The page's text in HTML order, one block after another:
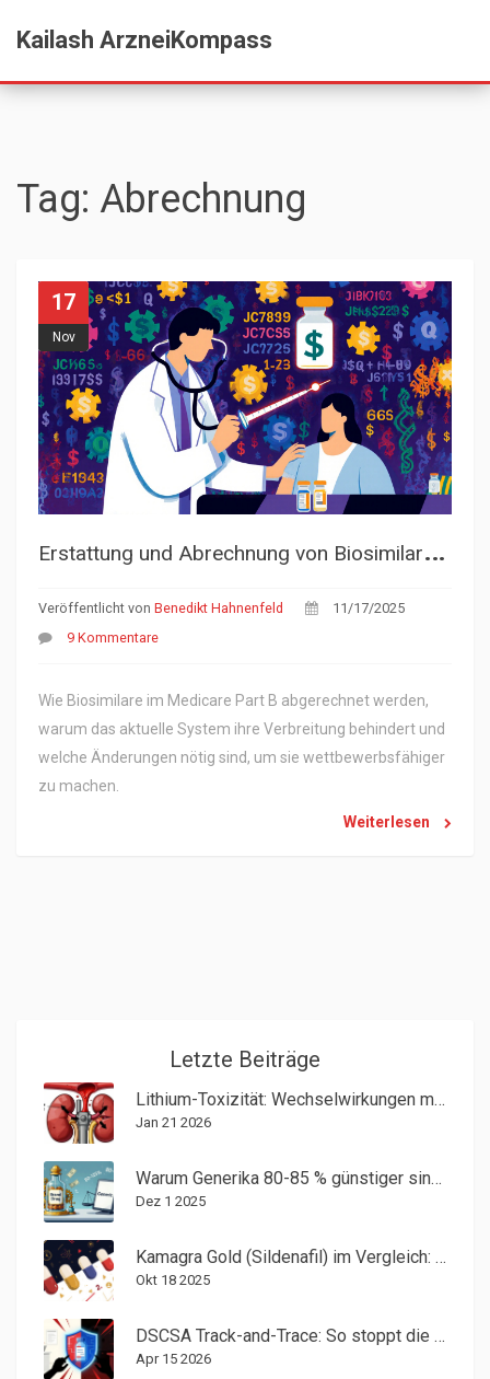
Kailash ArzneiKompass
Tag: Abrechnung
17
Nov
E
rstattung und Abrechnung von Biosimilaren: Wie die Abrechnung funktioniert
Veröffentlicht von Benedikt Hahnenfeld
11/17/2025
9 Kommentare
Wie Biosimilare im Medicare Part B abgerechnet werden,
warum das aktuelle System ihre Verbreitung behindert und
welche Änderungen nötig sind, um sie wettbewerbsfähiger
zu machen.
Weiterlesen
Letzte Beiträge
Lithium-Toxizität: Wechselwirkungen mit Diuretika und NSAIDs
Jan 21 2026
Warum Generika 80-85 % günstiger sind als Markenmedikamente
Dez 1 2025
Kamagra Gold (Sildenafil) im Vergleich: Welche Alternativen funktionieren wirklich?
Okt 18 2025
DSCSA Track-and-Trace: So stoppt die Pharmaindustrie gefälschte Medikamente
Apr 15 2026